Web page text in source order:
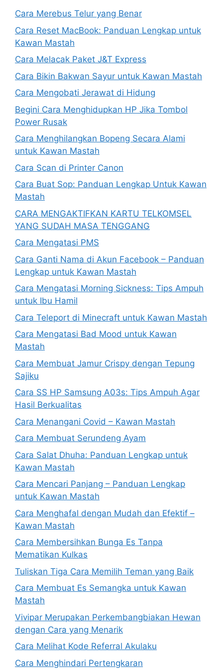
Cara Merebus Telur yang Benar
Cara Reset MacBook: Panduan Lengkap untuk
Kawan Mastah
Cara Melacak Paket J&T Express
Cara Bikin Bakwan Sayur untuk Kawan Mastah
Cara Mengobati Jerawat di Hidung
Begini Cara Menghidupkan HP Jika Tombol
Power Rusak
Cara Menghilangkan Bopeng Secara Alami
untuk Kawan Mastah
Cara Scan di Printer Canon
Cara Buat Sop: Panduan Lengkap Untuk Kawan
Mastah
CARA MENGAKTIFKAN KARTU TELKOMSEL
YANG SUDAH MASA TENGGANG
Cara Mengatasi PMS
Cara Ganti Nama di Akun Facebook – Panduan
Lengkap untuk Kawan Mastah
Cara Mengatasi Morning Sickness: Tips Ampuh
untuk Ibu Hamil
Cara Teleport di Minecraft untuk Kawan Mastah
Cara Mengatasi Bad Mood untuk Kawan
Mastah
Cara Membuat Jamur Crispy dengan Tepung
Sajiku
Cara SS HP Samsung A03s: Tips Ampuh Agar
Hasil Berkualitas
Cara Menangani Covid – Kawan Mastah
Cara Membuat Serundeng Ayam
Cara Salat Dhuha: Panduan Lengkap untuk
Kawan Mastah
Cara Mencari Panjang – Panduan Lengkap
untuk Kawan Mastah
Cara Menghafal dengan Mudah dan Efektif –
Kawan Mastah
Cara Membersihkan Bunga Es Tanpa
Mematikan Kulkas
Tuliskan Tiga Cara Memilih Teman yang Baik
Cara Membuat Es Semangka untuk Kawan
Mastah
Vivipar Merupakan Perkembangbiakan Hewan
dengan Cara yang Menarik
Cara Melihat Kode Referral Akulaku
Cara Menghindari Pertengkaran